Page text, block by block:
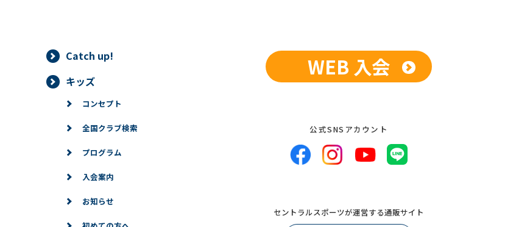
Catch up!
キッズ
コンセプト
全国クラブ検索
プログラム
入会案内
お知らせ
WEB 入会
公式SNSアカウント
セントラルスポーツが運営する通販サイト